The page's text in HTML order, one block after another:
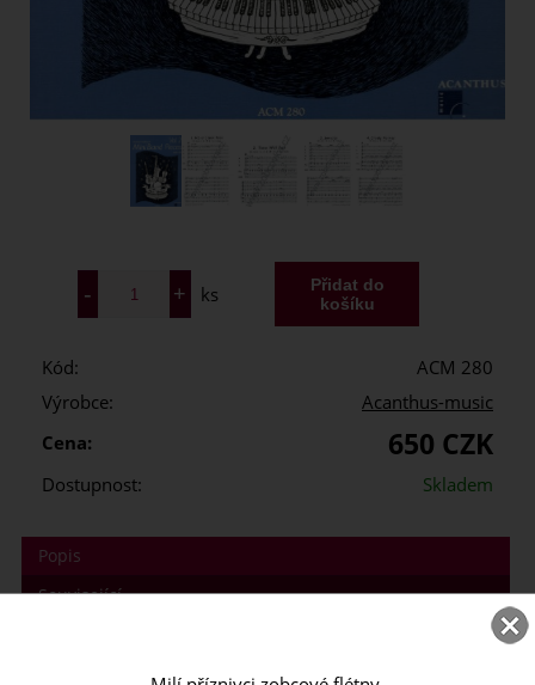
ks
Kód:
ACM 280
Výrobce:
Acanthus-music
Cena:
650 CZK
Dostupnost: Skladem
Popis
Související
Poslat známénu